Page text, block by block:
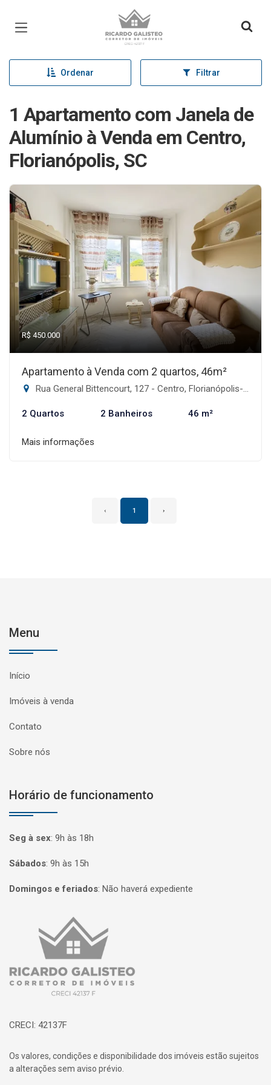
Página inicial
Ordenar Filtrar
1 Apartamento com Janela de
Alumínio à Venda em Centro,
Florianópolis, SC
R$ 450.000
Apartamento à Venda com 2 quartos, 46m²
Rua General Bittencourt, 127 - Centro, Florianópolis-SC
2 Quartos 2 Banheiros 46 m²
Mais informações
‹ 1 ›
Menu
Início
Imóveis à venda
Contato
Sobre nós
Horário de funcionamento
Seg à sex: 9h às 18h
Sábados: 9h às 15h
Domingos e feriados: Não haverá expediente
Página inicial
CRECI: 42137F
Os valores, condições e disponibilidade dos imóveis estão sujeitos
a alterações sem aviso prévio.